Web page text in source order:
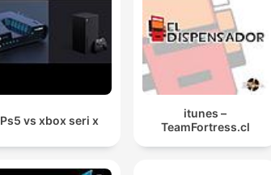
Ps5 vs xbox seri x
itunes –
TeamFortress.cl